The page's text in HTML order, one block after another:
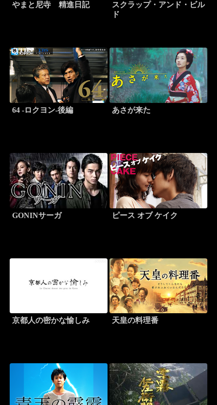
やまと尼寺 精進日記
スクラップ・アンド・ビル
ド
64 -ロクヨン-後編 あさが来た
GONINサーガ ピース オブ ケイク
京都人の密かな愉しみ 天皇の料理番